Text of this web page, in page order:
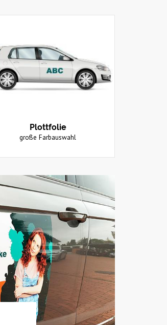
Plottfolie
große Farbauswahl